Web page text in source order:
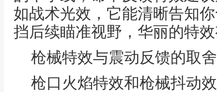
如战术光效，它能清晰告知
挡后续瞄准视野，华丽的特
枪械特效与震动反馈的取舍
枪口火焰特效和枪械抖动